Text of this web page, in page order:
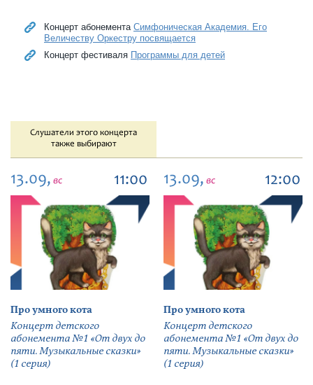
Концерт абонемента Симфоническая Академия. Его
Величеству Оркестру посвящается
Концерт фестиваля Программы для детей
Слушатели этого концерта
также выбирают
13.09, вс 11:00
Про умного кота
Концерт детского
абонемента №1 «От двух до
пяти. Музыкальные сказки»
(1 серия)
13.09, вс 12:00
Про умного кота
Концерт детского
абонемента №1 «От двух до
пяти. Музыкальные сказки»
(1 серия)